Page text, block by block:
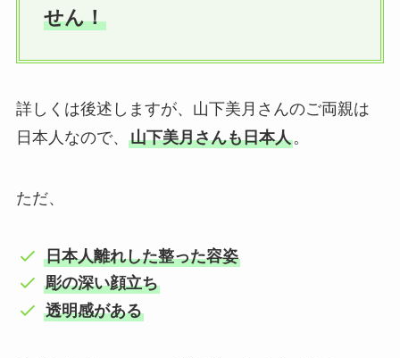
せん！
詳しくは後述しますが、山下美月さんのご両親は
日本人なので、 山下美月さんも日本人。
ただ、
日本人離れした整った容姿
彫の深い顔立ち
透明感がある